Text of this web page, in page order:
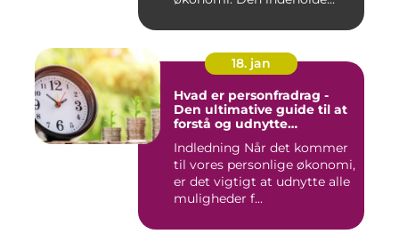
18. jan
Hvad er personfradrag -
Den ultimative guide til at
forstå og udnytte
Indledning Når det kommer
til vores personlige økonomi,
er det vigtigt at udnytte alle
muligheder f...